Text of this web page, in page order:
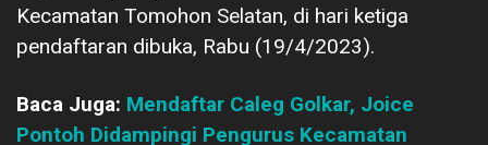
Kecamatan Tomohon Selatan, di hari ketiga
pendaftaran dibuka, Rabu (19/4/2023).
Baca Juga: Mendaftar Caleg Golkar, Joice
Pontoh Didampingi Pengurus Kecamatan